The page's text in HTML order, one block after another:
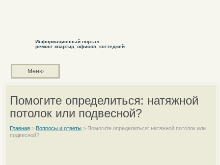
Информационный портал:
ремонт квартир, офисов, коттеджей
Меню
Помогите определиться: натяжной
потолок или подвесной?
Главная> Вопросы и ответы> Помогите определиться: натяжной потолок или
подвесной?